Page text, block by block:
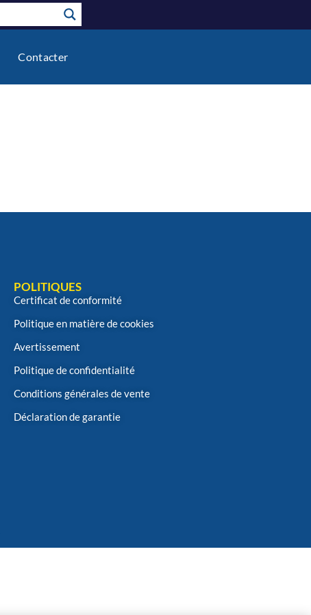
Contacter
POLITIQUES
Certificat de conformité
Politique en matière de cookies
Avertissement
Politique de confidentialité
Conditions générales de vente
Déclaration de garantie